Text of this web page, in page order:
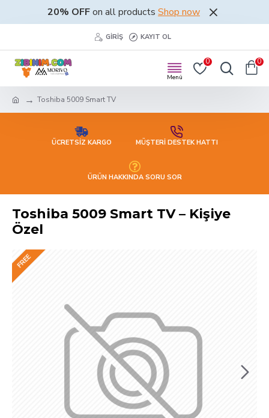
20% OFFon all products Shop now
GIRIŞ KAYIT OL
0 0
Toshiba 5009 Smart TV
ÜCRETSİZ KARGO MÜŞTERİ DESTEK HATTI
ÜRÜN HAKKINDA SORU SOR
Toshiba 5009 Smart TV – Kişiye
Özel
FREE